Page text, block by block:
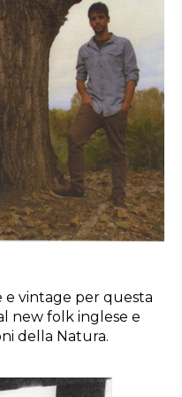
e vintage per questa
new folk inglese e
della Natura.